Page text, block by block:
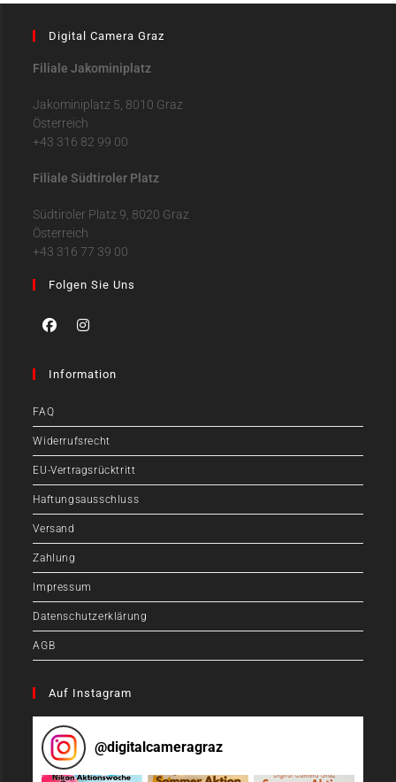
Digital Camera Graz
Filiale Jakominiplatz
Jakominiplatz 5, 8010 Graz
Österreich
+43 316 82 99 00
Filiale Südtiroler Platz
Südtiroler Platz 9, 8020 Graz
Österreich
+43 316 77 39 00
Folgen Sie Uns
Information
FAQ
Widerrufsrecht
EU-Vertragsrücktritt
Haftungsausschluss
Versand
Zahlung
Impressum
Datenschutzerklärung
AGB
Auf Instagram
@digitalcameragraz